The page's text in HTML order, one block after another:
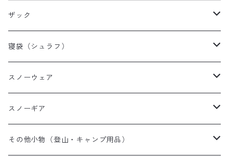
タープ
山岳テント
ツーリングテント
テントその他
メンズ登山靴
レディース登山靴
キッズ登山靴
ザック
メンズザック
レディースザック
キッズザック
寝袋（シュラフ）
オールシーズンシュラフ
３シーズンシュラフ
夏用シュラフ
スノーウェア
メンズスノーウェア
レディーススノーウェア
スノーギア
スノーブーツ
その他小物（登山・キャンプ用品）